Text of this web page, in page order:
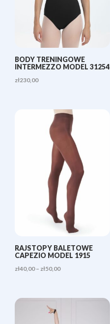
BODY TRENINGOWE
INTERMEZZO MODEL 31254
zł230,00
RAJSTOPY BALETOWE
CAPEZIO MODEL 1915
zł40,00 – zł50,00Zakres